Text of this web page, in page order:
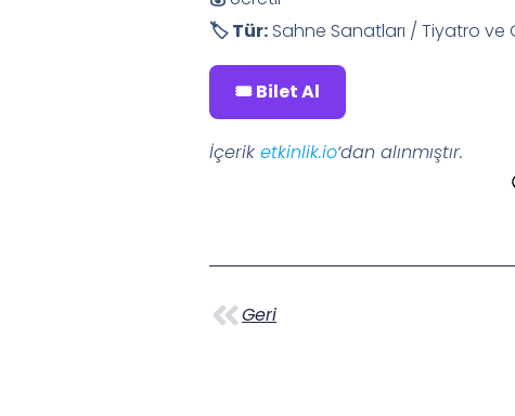
🏷 Tür: Sahne Sanatları / Tiyatro ve
🎟 Bilet Al
İçeriketkinlik.io‘dan alınmıştır.
Geri